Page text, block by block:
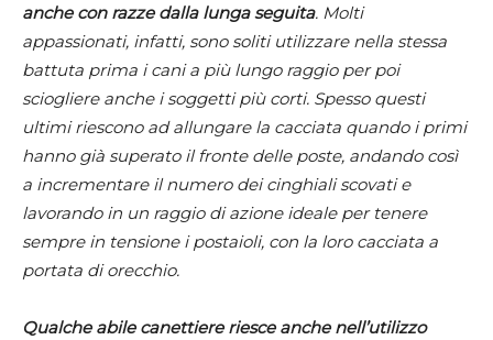
anche con razze dalla lunga seguita. Molti
appassionati, infatti, sono soliti utilizzare nella stessa
battuta prima i cani a più lungo raggio per poi
sciogliere anche i soggetti più corti. Spesso questi
ultimi riescono ad allungare la cacciata quando i primi
hanno già superato il fronte delle poste, andando così
a incrementare il numero dei cinghiali scovati e
lavorando in un raggio di azione ideale per tenere
sempre in tensione i postaioli, con la loro cacciata a
portata di orecchio.
Qualche abile canettiere riesce anche nell’utilizzo